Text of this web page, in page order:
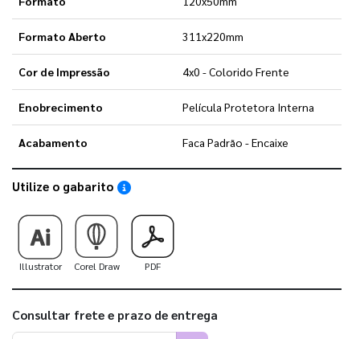
Formato Aberto 311x220mm
Cor de Impressão 4x0 - Colorido Frente
Enobrecimento Película Protetora Interna
Acabamento Faca Padrão - Encaixe
Utilize o gabarito Saiba como utilizar os nossos gabaritos
Illustrator Corel Draw PDF
Consultar frete e prazo de entrega